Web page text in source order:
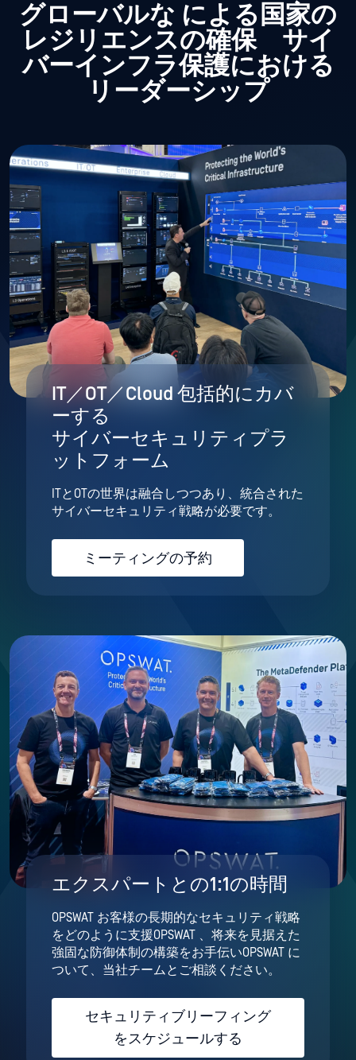
グローバルな による国家の
レジリエンスの確保 サイ
バーインフラ保護における
リーダーシップ
IT／OT／Cloud 包括的にカバ
ーする
サイバーセキュリティプラ
ットフォーム
ITとOTの世界は融合しつつあり、統合された
サイバーセキュリティ戦略が必要です。
ミーティングの予約
エクスパートとの1:1の時間
OPSWAT お客様の長期的なセキュリティ戦略
をどのように支援OPSWAT 、将来を見据えた
強固な防御体制の構築をお手伝いOPSWAT に
ついて、当社チームとご相談ください。
セキュリティブリーフィング
をスケジュールする